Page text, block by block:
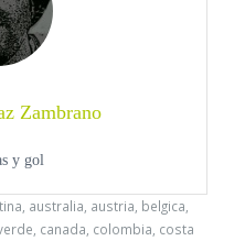
Zambrano
y gol
australia austria belgica
canada colombia costa